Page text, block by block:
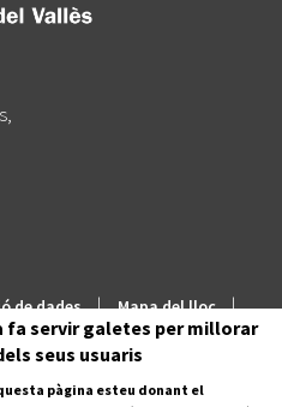
de dades | Mapa del lloc |
fa servir galetes per millorar
seus usuaris
pàgina esteu donant el